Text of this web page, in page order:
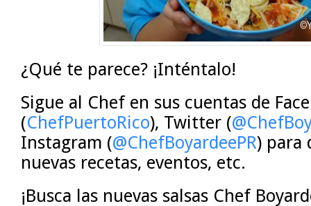
¿Qué te parece? ¡Inténtalo!
Sigue al Chef en sus cuentas de
(ChefPuertoRico), Twitter (
Instagram (@ChefBoyardeePR) para
nuevas recetas, eventos, etc.
¡Busca las nuevas salsas Chef